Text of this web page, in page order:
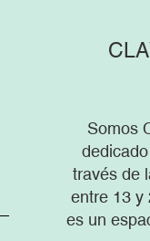
Somos
través de
entre 13 y
es un